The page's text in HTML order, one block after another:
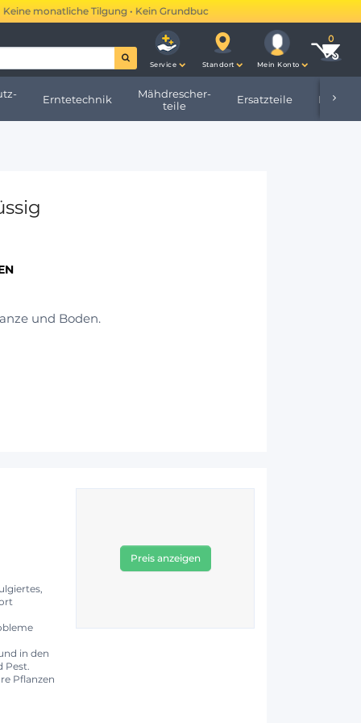
Tilgung • Kein Grundbucheintrag •
Service Standort Mein Konto
Erntetechnik
Mähdrescher-
teile
Ersatzteile
und Boden.
in den
Pest.
Pflanzen
Preis anzeigen